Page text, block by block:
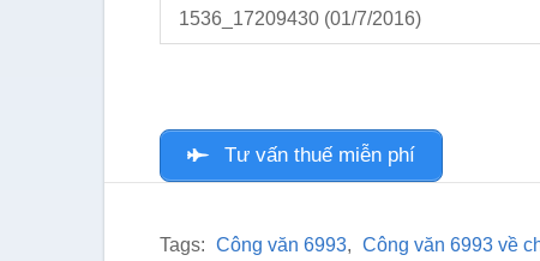
1536_17209430 (01/7/2016)
Tư vấn thuế miễn phí
Tags: Công văn 6993, Công văn 6993 về